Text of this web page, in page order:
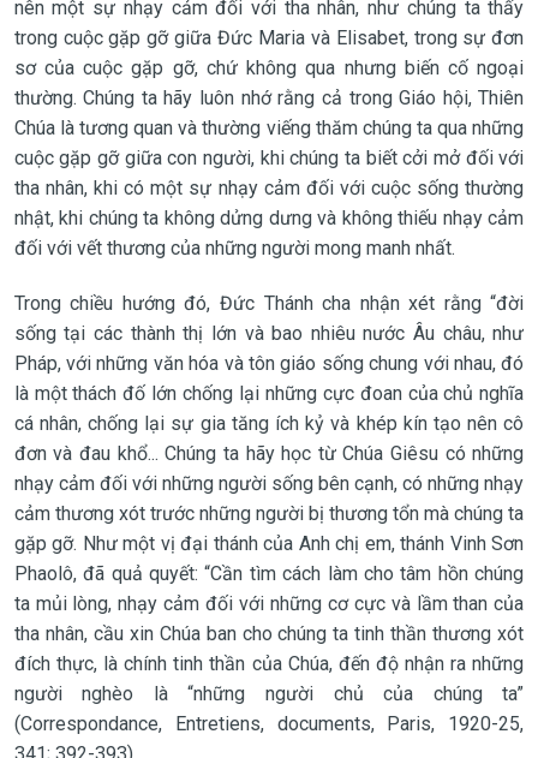
nên một sự nhạy cảm đối với tha nhân, như chúng ta thấy
trong cuộc gặp gỡ giữa Đức Maria và Elisabet, trong sự đơn
sơ của cuộc gặp gỡ, chứ không qua nhưng biến cố ngoại
thường. Chúng ta hãy luôn nhớ rằng cả trong Giáo hội, Thiên
Chúa là tương quan và thường viếng thăm chúng ta qua những
cuộc gặp gỡ giữa con người, khi chúng ta biết cởi mở đối với
tha nhân, khi có một sự nhạy cảm đối với cuộc sống thường
nhật, khi chúng ta không dửng dưng và không thiếu nhạy cảm
đối với vết thương của những người mong manh nhất.
Trong chiều hướng đó, Đức Thánh cha nhận xét rằng “đời
sống tại các thành thị lớn và bao nhiêu nước Âu châu, như
Pháp, với những văn hóa và tôn giáo sống chung với nhau, đó
là một thách đố lớn chống lại những cực đoan của chủ nghĩa
cá nhân, chống lại sự gia tăng ích kỷ và khép kín tạo nên cô
đơn và đau khổ... Chúng ta hãy học từ Chúa Giêsu có những
nhạy cảm đối với những người sống bên cạnh, có những nhạy
cảm thương xót trước những người bị thương tổn mà chúng ta
gặp gỡ. Như một vị đại thánh của Anh chị em, thánh Vinh Sơn
Phaolô, đã quả quyết: “Cần tìm cách làm cho tâm hồn chúng
ta mủi lòng, nhạy cảm đối với những cơ cực và lầm than của
tha nhân, cầu xin Chúa ban cho chúng ta tinh thần thương xót
đích thực, là chính tinh thần của Chúa, đến độ nhận ra những
người nghèo là “những người chủ của chúng ta”
(Correspondance, Entretiens, documents, Paris, 1920-25,